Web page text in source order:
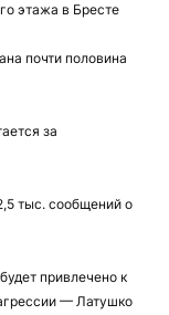
этажа в Бресте
почти половина
за
тыс. сообщений о
привлечено к
— Латушко